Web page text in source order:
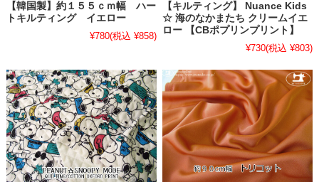
【韓国製】約１５５ｃｍ幅 ハー
トキルティング イエロー
¥780(税込 ¥858)
【キルティング】 Nuance Kids
☆ 海のなかまたち クリームイエ
ロー 【CBポプリンプリント】
¥730(税込 ¥803)